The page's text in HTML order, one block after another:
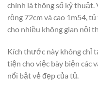
chính là thông số kỹ
rộng 72cm và cao 1m54,
cho nhiều không gian nội
Kích thước này không chỉ
tiện cho việc bày biện các
nổi bật vẻ đẹp của tủ.